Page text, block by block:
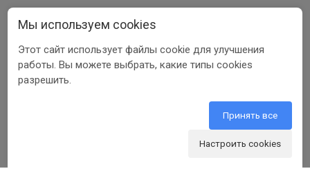
8 800 350 56 58
info@beltools.ru
Северный, зд. 7, помещ. 1
Мы используем cookies
Этот сайт использует файлы cookie для улучшения
работы. Вы можете выбрать, какие типы cookies
разрешить.
Настроить cookies
Принять все